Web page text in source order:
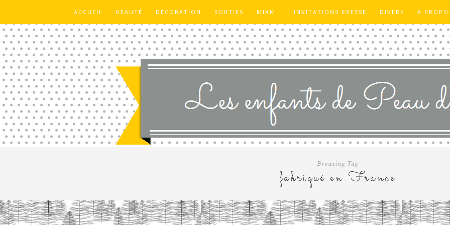
ACCUEIL BEAUTÉ DÉCORATION SORTIES MIAM ! INVITATIONS PRESSE DIVERS A
Browsing Tag
fabriqué en France